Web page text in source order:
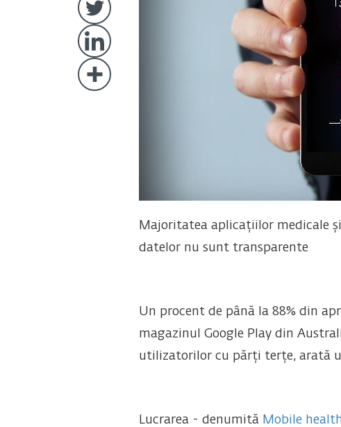
Majoritatea aplicațiilor medicale
datelor nu sunt transparente
Un procent de până la 88% din
magazinul Google Play din
utilizatorilor cu părți terțe, arată
Lucrarea - denumităMobile